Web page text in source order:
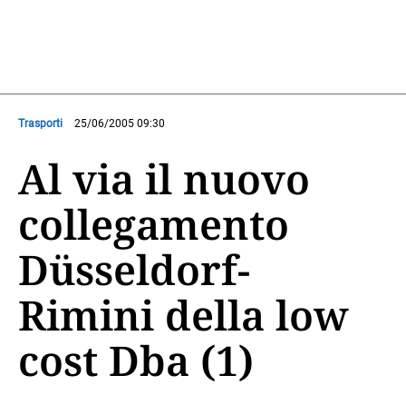
Trasporti 25/06/2005 09:30
Al via il nuovo
collegamento
Düsseldorf-
Rimini della low
cost Dba (1)